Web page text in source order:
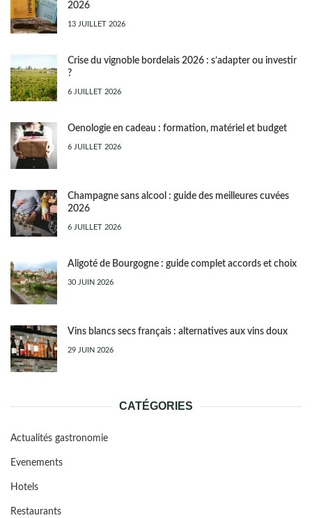
2026
13 JUILLET 2026
Crise du vignoble bordelais 2026 : s’adapter ou investir
?
6 JUILLET 2026
Oenologie en cadeau : formation, matériel et budget
6 JUILLET 2026
Champagne sans alcool : guide des meilleures cuvées
2026
6 JUILLET 2026
Aligoté de Bourgogne : guide complet accords et choix
30 JUIN 2026
Vins blancs secs français : alternatives aux vins doux
29 JUIN 2026
CATÉGORIES
Actualités gastronomie
Evenements
Hotels
Restaurants